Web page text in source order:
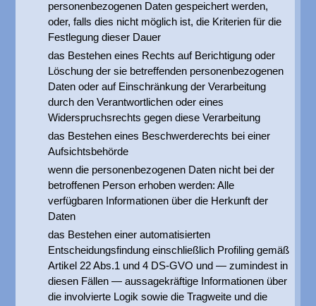
personenbezogenen Daten gespeichert werden,
oder, falls dies nicht möglich ist, die Kriterien für die
Festlegung dieser Dauer
das Bestehen eines Rechts auf Berichtigung oder
Löschung der sie betreffenden personenbezogenen
Daten oder auf Einschränkung der Verarbeitung
durch den Verantwortlichen oder eines
Widerspruchsrechts gegen diese Verarbeitung
das Bestehen eines Beschwerderechts bei einer
Aufsichtsbehörde
wenn die personenbezogenen Daten nicht bei der
betroffenen Person erhoben werden: Alle
verfügbaren Informationen über die Herkunft der
Daten
das Bestehen einer automatisierten
Entscheidungsfindung einschließlich Profiling gemäß
Artikel 22 Abs.1 und 4 DS-GVO und — zumindest in
diesen Fällen — aussagekräftige Informationen über
die involvierte Logik sowie die Tragweite und die